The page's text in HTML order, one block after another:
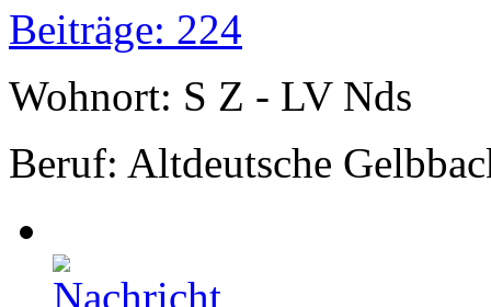
Beiträge: 224
Wohnort: S Z - LV Nds
Beruf: Altdeutsche